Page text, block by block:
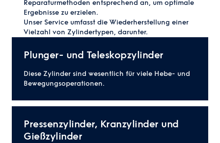
Reparaturmethoden entsprechend an, um optimale
Ergebnisse zu erzielen.
Unser Service umfasst die Wiederherstellung einer
Vielzahl von Zylindertypen, darunter.
Plunger- und Teleskopzylinder
Diese Zylinder sind wesentlich für viele Hebe- und
Bewegungsoperationen.
Pressenzylinder, Kranzylinder und
Gießzylinder